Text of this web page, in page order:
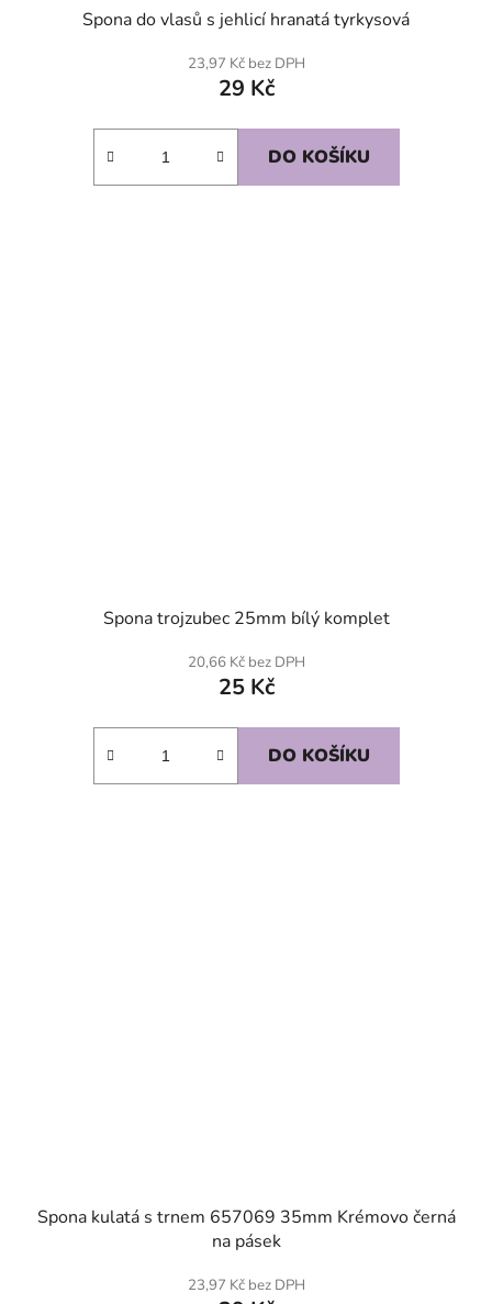
Spona do vlasů s jehlicí hranatá tyrkysová
23,97 Kč bez DPH
29 Kč
DO KOŠÍKU
Spona trojzubec 25mm bílý komplet
20,66 Kč bez DPH
25 Kč
DO KOŠÍKU
Spona kulatá s trnem 657069 35mm Krémovo černá
na pásek
23,97 Kč bez DPH